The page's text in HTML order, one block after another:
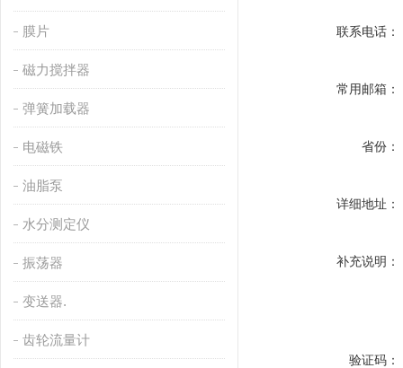
膜片
磁力搅拌器
弹簧加载器
电磁铁
油脂泵
水分测定仪
振荡器
变送器.
齿轮流量计
联系电话：
常用邮箱：
省份：
详细地址：
补充说明：
验证码：